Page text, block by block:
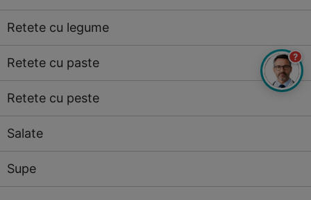
Retete cu legume
Retete cu paste
Retete cu peste
Salate
Supe
?